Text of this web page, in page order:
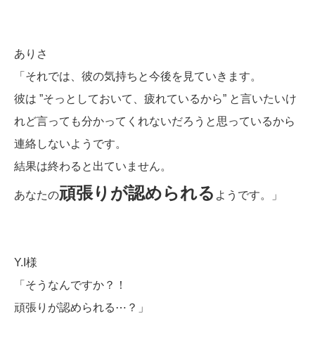
ありさ
「それでは、彼の気持ちと今後を見ていきます。
彼は ”そっとしておいて、疲れているから” と言いたいけ
れど言っても分かってくれないだろうと思っているから
連絡しないようです。
結果は終わると出ていません。
あなたの頑張りが認められる ようです。」
Y.I様
「そうなんですか？！
頑張りが認められる⋯？」